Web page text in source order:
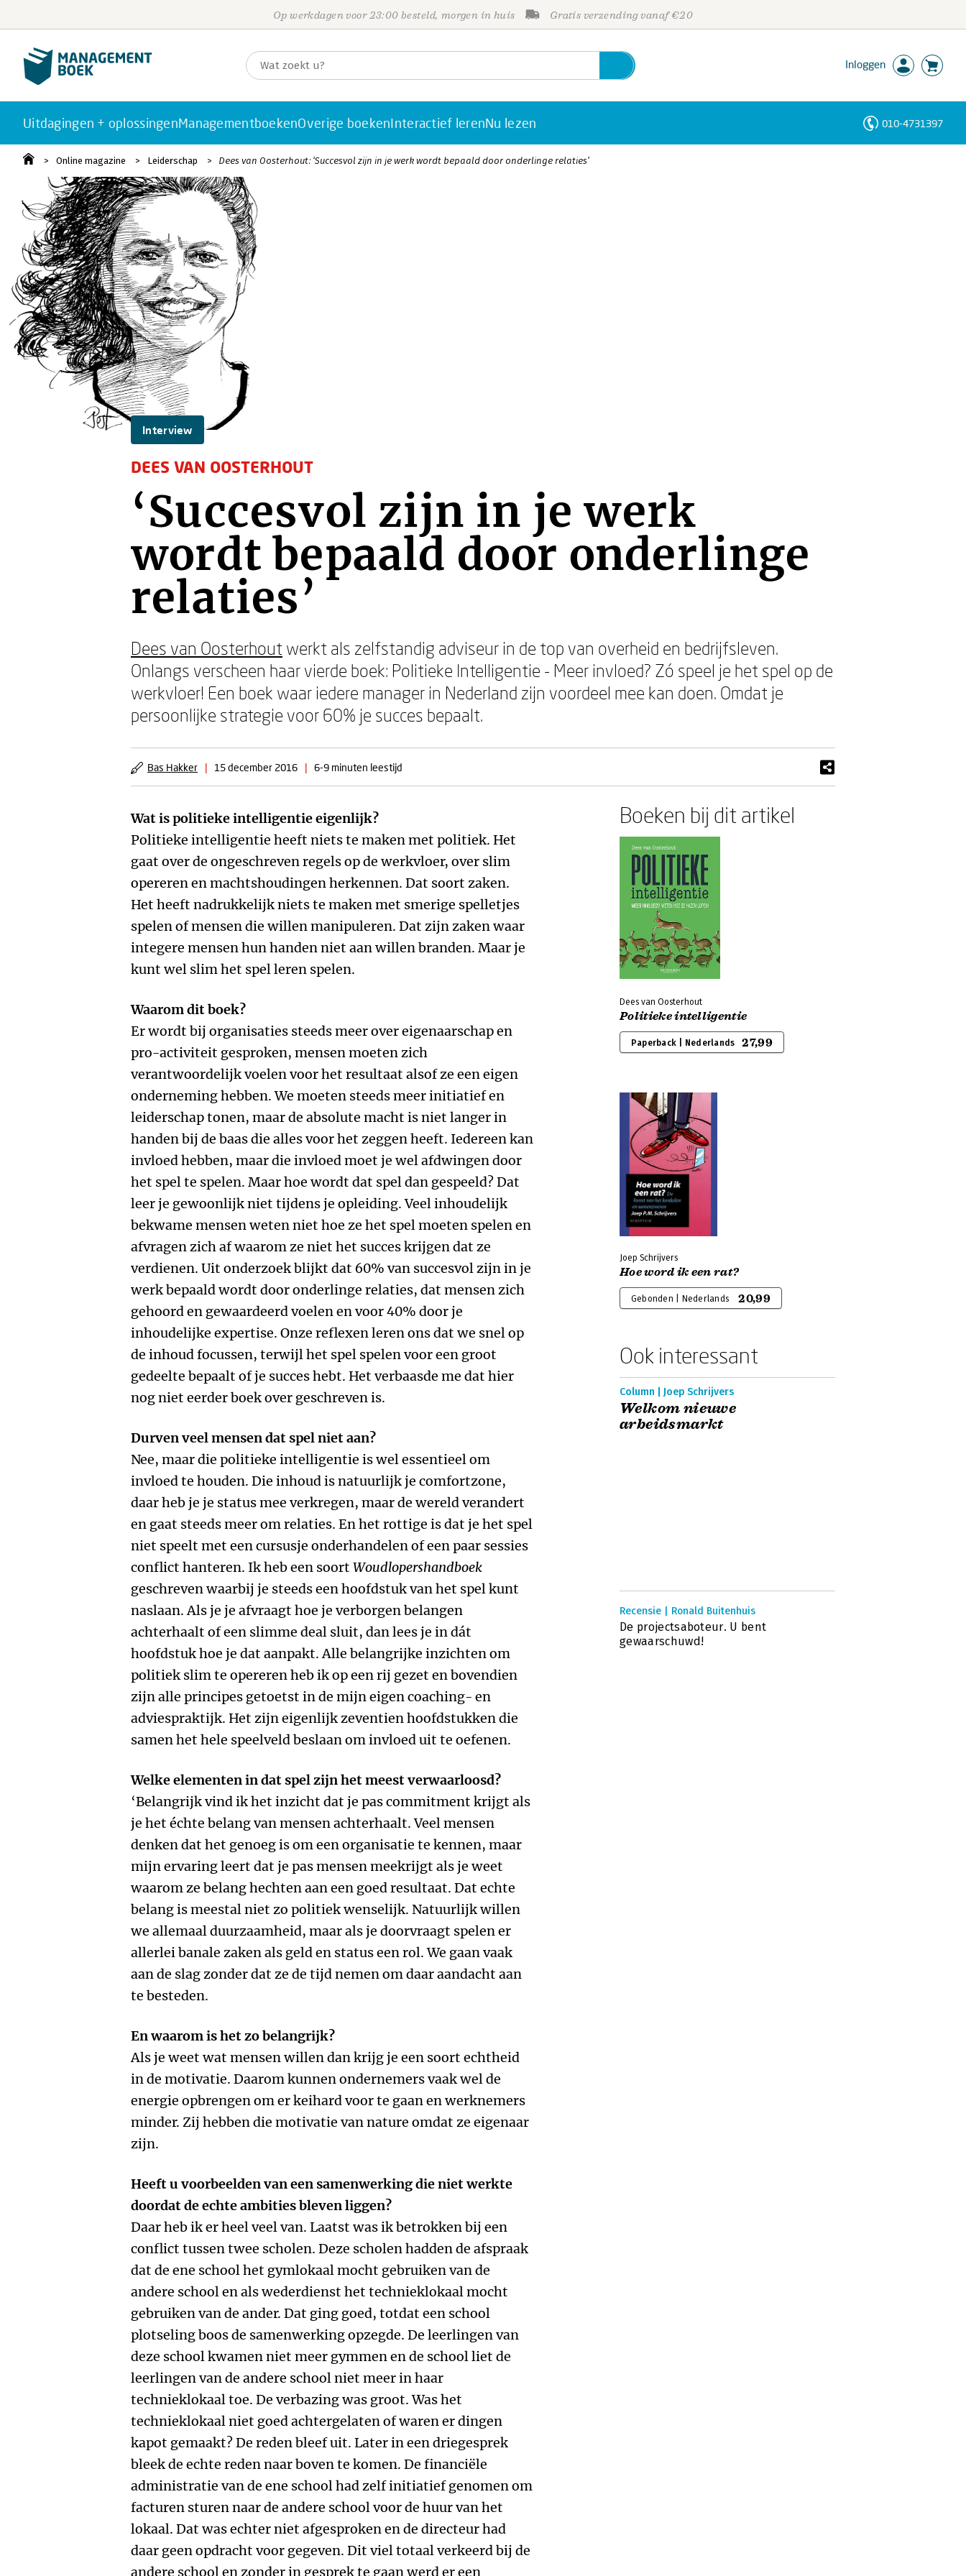
Op werkdagen voor 23:00 besteld, morgen in huis Gratis verzending vanaf €20
Inloggen
Uitdagingen + oplossingenManagementboekenOverige boekenInteractief lerenNu lezen 010-4731397
Online magazine Leiderschap Dees van Oosterhout: ‘Succesvol zijn in je werk wordt bepaald door onderlinge relaties’
Interview
DEES VAN OOSTERHOUT
‘Succesvol zijn in je werk
wordt bepaald door onderlinge
relaties’
Dees van Oosterhout werkt als zelfstandig adviseur in de top van overheid en bedrijfsleven.
Onlangs verscheen haar vierde boek: Politieke Intelligentie - Meer invloed? Zó speel je het spel op de
werkvloer! Een boek waar iedere manager in Nederland zijn voordeel mee kan doen. Omdat je
persoonlijke strategie voor 60% je succes bepaalt.
Bas Hakker | 15 december 2016 | 6-9 minuten leestijd
Wat is politieke intelligentie eigenlijk?
Politieke intelligentie heeft niets te maken met politiek. Het
gaat over de ongeschreven regels op de werkvloer, over slim
opereren en machtshoudingen herkennen. Dat soort zaken.
Het heeft nadrukkelijk niets te maken met smerige spelletjes
spelen of mensen die willen manipuleren. Dat zijn zaken waar
integere mensen hun handen niet aan willen branden. Maar je
kunt wel slim het spel leren spelen.
Waarom dit boek?
Er wordt bij organisaties steeds meer over eigenaarschap en
pro-activiteit gesproken, mensen moeten zich
verantwoordelijk voelen voor het resultaat alsof ze een eigen
onderneming hebben. We moeten steeds meer initiatief en
leiderschap tonen, maar de absolute macht is niet langer in
handen bij de baas die alles voor het zeggen heeft. Iedereen kan
invloed hebben, maar die invloed moet je wel afdwingen door
het spel te spelen. Maar hoe wordt dat spel dan gespeeld? Dat
leer je gewoonlijk niet tijdens je opleiding. Veel inhoudelijk
bekwame mensen weten niet hoe ze het spel moeten spelen en
afvragen zich af waarom ze niet het succes krijgen dat ze
verdienen. Uit onderzoek blijkt dat 60% van succesvol zijn in je
werk bepaald wordt door onderlinge relaties, dat mensen zich
gehoord en gewaardeerd voelen en voor 40% door je
inhoudelijke expertise. Onze reflexen leren ons dat we snel op
de inhoud focussen, terwijl het spel spelen voor een groot
gedeelte bepaalt of je succes hebt. Het verbaasde me dat hier
nog niet eerder boek over geschreven is.
Durven veel mensen dat spel niet aan?
Nee, maar die politieke intelligentie is wel essentieel om
invloed te houden. Die inhoud is natuurlijk je comfortzone,
daar heb je je status mee verkregen, maar de wereld verandert
en gaat steeds meer om relaties. En het rottige is dat je het spel
niet speelt met een cursusje onderhandelen of een paar sessies
conflict hanteren. Ik heb een soort Woudlopershandboek
geschreven waarbij je steeds een hoofdstuk van het spel kunt
naslaan. Als je je afvraagt hoe je verborgen belangen
achterhaalt of een slimme deal sluit, dan lees je in dát
hoofdstuk hoe je dat aanpakt. Alle belangrijke inzichten om
politiek slim te opereren heb ik op een rij gezet en bovendien
zijn alle principes getoetst in de mijn eigen coaching- en
adviespraktijk. Het zijn eigenlijk zeventien hoofdstukken die
samen het hele speelveld beslaan om invloed uit te oefenen.
Welke elementen in dat spel zijn het meest verwaarloosd?
‘Belangrijk vind ik het inzicht dat je pas commitment krijgt als
je het échte belang van mensen achterhaalt. Veel mensen
denken dat het genoeg is om een organisatie te kennen, maar
mijn ervaring leert dat je pas mensen meekrijgt als je weet
waarom ze belang hechten aan een goed resultaat. Dat echte
belang is meestal niet zo politiek wenselijk. Natuurlijk willen
we allemaal duurzaamheid, maar als je doorvraagt spelen er
allerlei banale zaken als geld en status een rol. We gaan vaak
aan de slag zonder dat ze de tijd nemen om daar aandacht aan
te besteden.
En waarom is het zo belangrijk?
Als je weet wat mensen willen dan krijg je een soort echtheid
in de motivatie. Daarom kunnen ondernemers vaak wel de
energie opbrengen om er keihard voor te gaan en werknemers
minder. Zij hebben die motivatie van nature omdat ze eigenaar
zijn.
Heeft u voorbeelden van een samenwerking die niet werkte
doordat de echte ambities bleven liggen?
Daar heb ik er heel veel van. Laatst was ik betrokken bij een
conflict tussen twee scholen. Deze scholen hadden de afspraak
dat de ene school het gymlokaal mocht gebruiken van de
andere school en als wederdienst het technieklokaal mocht
gebruiken van de ander. Dat ging goed, totdat een school
plotseling boos de samenwerking opzegde. De leerlingen van
deze school kwamen niet meer gymmen en de school liet de
leerlingen van de andere school niet meer in haar
technieklokaal toe. De verbazing was groot. Was het
technieklokaal niet goed achtergelaten of waren er dingen
kapot gemaakt? De reden bleef uit. Later in een driegesprek
bleek de echte reden naar boven te komen. De financiële
administratie van de ene school had zelf initiatief genomen om
facturen sturen naar de andere school voor de huur van het
lokaal. Dat was echter niet afgesproken en de directeur had
daar geen opdracht voor gegeven. Dit viel totaal verkeerd bij de
andere school en zonder in gesprek te gaan werd er een
Boeken bij dit artikel
Dees van Oosterhout
Politieke intelligentie
Paperback | Nederlands 27,99
Joep Schrijvers
Hoe word ik een rat?
Gebonden | Nederlands 20,99
Ook interessant
Column | Joep Schrijvers
Welkom nieuwe
arbeidsmarkt
Recensie | Ronald Buitenhuis
De projectsaboteur. U bent
gewaarschuwd!
Personen